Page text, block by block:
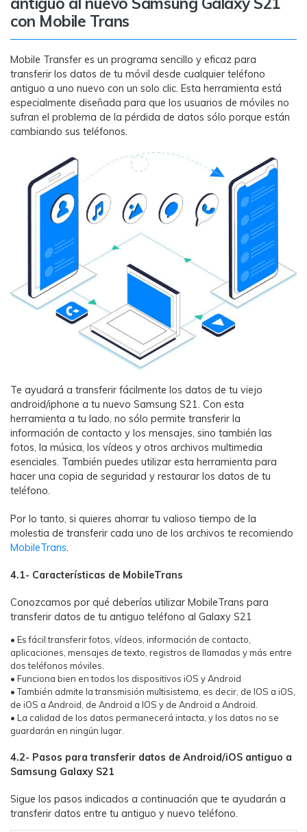
con Mobile Trans
Mobile Transfer es un programa sencillo y eficaz para
transferir los datos de tu móvil desde cualquier teléfono
antiguo a uno nuevo con un solo clic. Esta herramienta está
especialmente diseñada para que los usuarios de móviles no
sufran el problema de la pérdida de datos sólo porque están
cambiando sus teléfonos.
Te ayudará a transferir fácilmente los datos de tu viejo
android/iphone a tu nuevo Samsung S21. Con esta
herramienta a tu lado, no sólo permite transferir la
información de contacto y los mensajes, sino también las
fotos, la música, los vídeos y otros archivos multimedia
esenciales. También puedes utilizar esta herramienta para
hacer una copia de seguridad y restaurar los datos de tu
teléfono.
Por lo tanto, si quieres ahorrar tu valioso tiempo de la
molestia de transferir cada uno de los archivos te recomiendo
MobileTrans
4.1- Características de MobileTrans
Conozcamos por qué deberías utilizar MobileTrans para
transferir datos de tu antiguo teléfono al Galaxy S21
• Es fácil transferir fotos, vídeos, información de contacto,
aplicaciones, mensajes de texto, registros de llamadas y más entre
dos teléfonos móviles.
• Funciona bien en todos los dispositivos iOS y Android
• También admite la transmisión multisistema, es decir, de IOS a iOS,
de iOS a Android, de Android a IOS y de Android a Android.
• La calidad de los datos permanecerá intacta, y los datos no se
guardarán en ningún lugar.
4.2- Pasos para transferir datos de Android/iOS antiguo a
Samsung Galaxy S21
Sigue los pasos indicados a continuación que te ayudarán a
transferir datos entre tu antiguo y nuevo teléfono.